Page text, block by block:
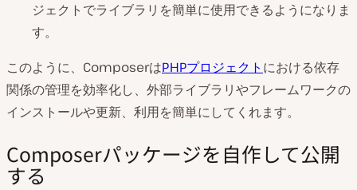
ジェクトでライブラリを簡単に使用できるようになりま
す。
このように、ComposerはPHPプロジェクト における依存
関係の管理を効率化し、外部ライブラリやフレームワークの
インストールや更新、利用を簡単にしてくれます。
Composerパッケージを自作して公開
する